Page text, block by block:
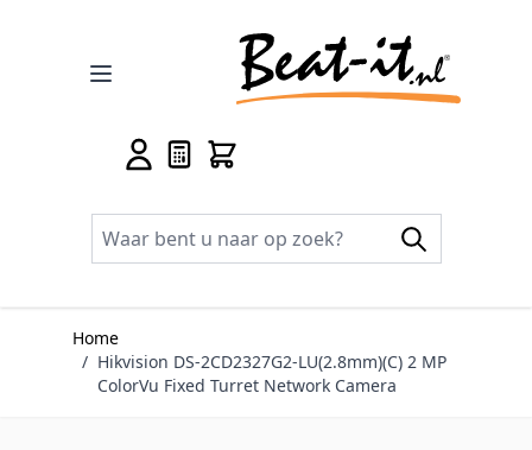
Home
/ Hikvision DS-2CD2327G2-LU(2.8mm)(C) 2 MP
ColorVu Fixed Turret Network Camera